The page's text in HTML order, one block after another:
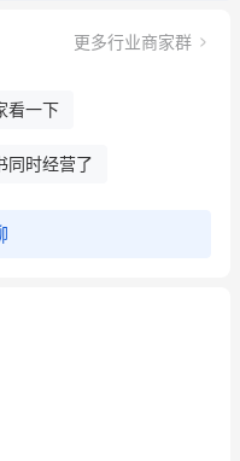
更多行业商家群
看一下
同时经营了